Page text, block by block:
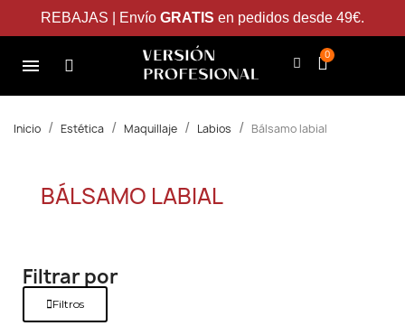
REBAJAS | Envío GRATIS en pedidos desde 49€.
Inicio Estética Maquillaje Labios Bálsamo labial
BÁLSAMO LABIAL
Filtrar por
Filtros